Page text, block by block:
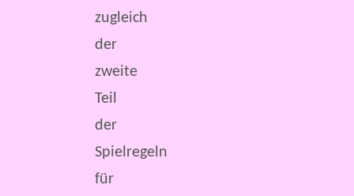
zugleich
der
zweite
Teil
der
Spielregeln
für